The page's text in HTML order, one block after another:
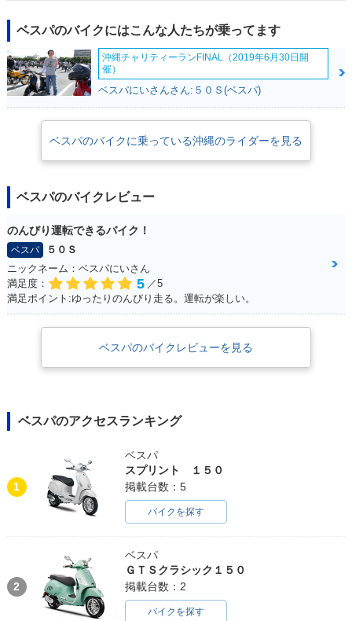
ベスパのバイクにはこんな人たちが乗ってます
沖縄チャリティーランFINAL（2019年6月30日開
催）
ベスパにいさんさん:５０Ｓ(ベスパ)
ベスパのバイクに乗っている沖縄のライダーを見る
ベスパのバイクレビュー
のんびり運転できるバイク！
ベスパ
５０Ｓ
ニックネーム：ベスパにいさん
満足度：
5 ／5
満足ポイント:ゆったりのんびり走る。運転が楽しい。
ベスパのバイクレビューを見る
ベスパのアクセスランキング
1
ベスパ
スプリント １５０
掲載台数：5
バイクを探す
2
ベスパ
ＧＴＳクラシック１５０
掲載台数：2
バイクを探す